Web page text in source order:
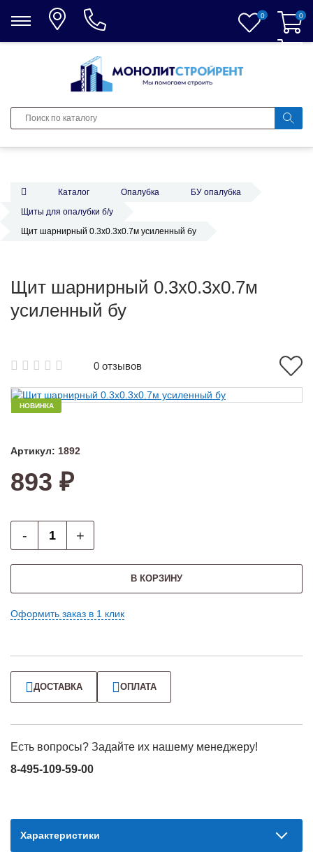
0 0
0
Каталог Опалубка
БУ опалубка
Щиты для опалубки б/у
Щит шарнирный 0.3х0.3х0.7м усиленный бу
Щит шарнирный 0.3х0.3х0.7м
усиленный бу
0 отзывов
НОВИНКА
Артикул: 1892
893 ₽
- +
В КОРЗИНУ
Оформить заказ в 1 клик
ДОСТАВКА ОПЛАТА
Есть вопросы? Задайте их нашему менеджеру!
8-495-109-59-00
Характеристики